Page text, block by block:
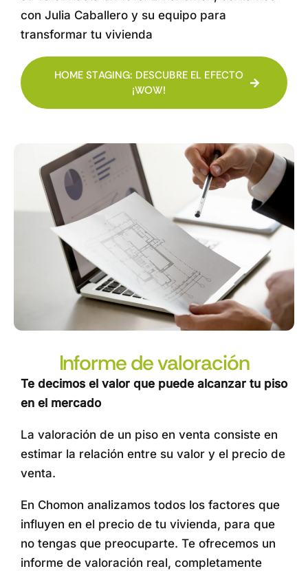
con Julia Caballero y su equipo para
transformar tu vivienda
HOME STAGING: DESCUBRE EL EFECTO
¡WOW!
Informe de valoración
Te decimos el valor que puede alcanzar tu piso
en el mercado
La valoración de un piso en venta consiste en
estimar la relación entre su valor y el precio de
venta.
En Chomon analizamos todos los factores que
influyen en el precio de tu vivienda, para que
no tengas que preocuparte. Te ofrecemos un
informe de valoración real, completamente